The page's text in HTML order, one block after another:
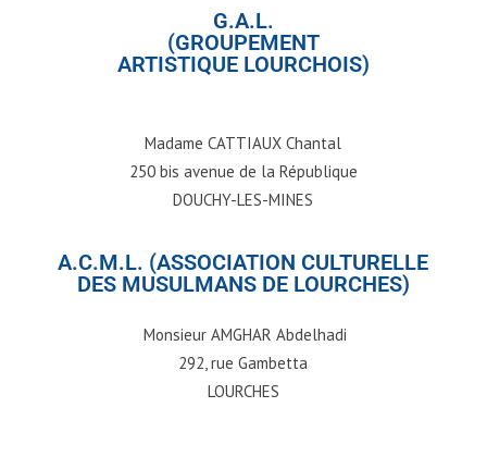
G.A.L.
(GROUPEMENT
ARTISTIQUE LOURCHOIS)
Madame CATTIAUX Chantal
250 bis avenue de la République
DOUCHY-LES-MINES
A.C.M.L. (ASSOCIATION CULTURELLE
DES MUSULMANS DE LOURCHES)
Monsieur AMGHAR Abdelhadi
292, rue Gambetta
LOURCHES